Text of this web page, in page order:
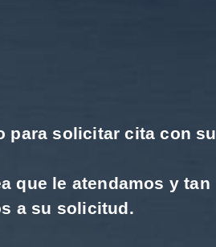
para solicitar cita con su
que le atendamos y tan
a su solicitud.